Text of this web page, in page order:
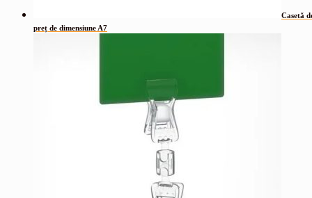
Casetă
preț de dimensiune A7